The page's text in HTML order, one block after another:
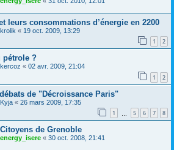
leurs consommations d’énergie en 2200
krolik « 19 oct. 2009, 13:29
1 2
pétrole ?
kercoz « 02 avr. 2009, 21:04
1 2
de "Décroissance Paris"
Kyja « 26 mars 2009, 17:35
1 5 6 7 8
de Grenoble
energy_isere « 30 oct. 2008, 21:41